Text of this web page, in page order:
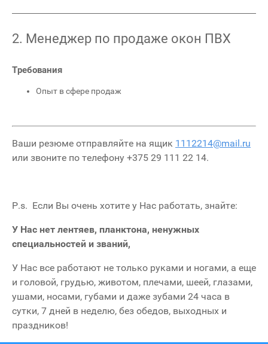
2. Менеджер по продаже окон ПВХ
Требования
Опыт в сфере продаж
Ваши резюме отправляйте на ящик 1112214@mail.ru
или звоните по телефону +375 29 111 22 14.
P.s. Если Вы очень хотите у Нас работать, знайте:
У Нас нет лентяев, планктона, ненужных
специальностей и званий,
У Нас все работают не только руками и ногами, а еще
и головой, грудью, животом, плечами, шеей, глазами,
ушами, носами, губами и даже зубами 24 часа в
сутки, 7 дней в неделю, без обедов, выходных и
праздников!